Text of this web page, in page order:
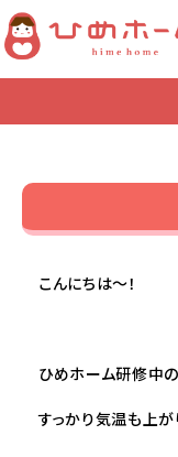
こんにちは～！
ひめホーム研修中の
すっかり気温も上が